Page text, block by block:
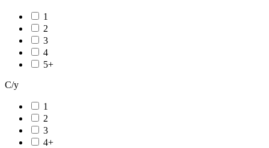
1
2
3
4
5+
С/у
1
2
3
4+